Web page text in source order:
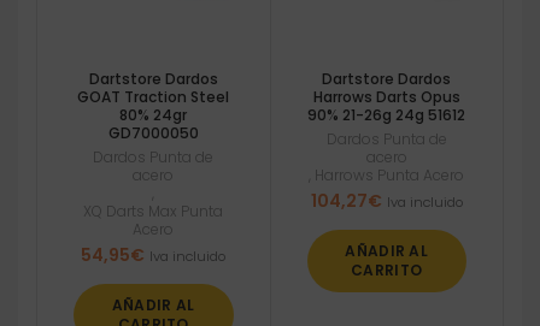
Dartstore Dardos
GOAT Traction Steel
80% 24gr
GD7000050
Dardos Punta de
acero
XQ Darts Max Punta
Acero
54,95€ Iva incluido
AÑADIR AL
Dartstore Dardos
Harrows Darts Opus
90% 21-26g 24g 51612
Dardos Punta de
acero
Harrows Punta Acero
104,27€ Iva incluido
AÑADIR AL
CARRITO